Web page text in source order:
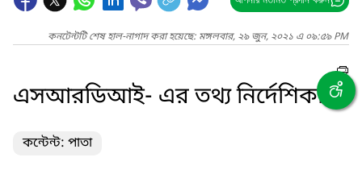
কনটেন্টটি শেষ হাল-নাগাদ করা হয়েছে: মঙ্গলবার, ২৯ জুন, ২০২১ এ ০৯:৫৯ PM
এসআরডিআই- এর তথ্য নির্দেশিকা
কন্টেন্ট: পাতা